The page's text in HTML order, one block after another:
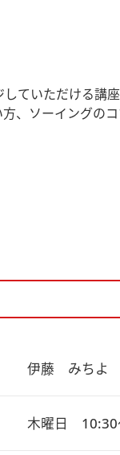
ていただける講
、ソーイングの
伊藤　みちよ
木曜日　